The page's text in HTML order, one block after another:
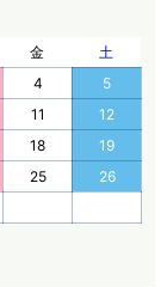
金
土
4
5
11
12
18
19
25
26